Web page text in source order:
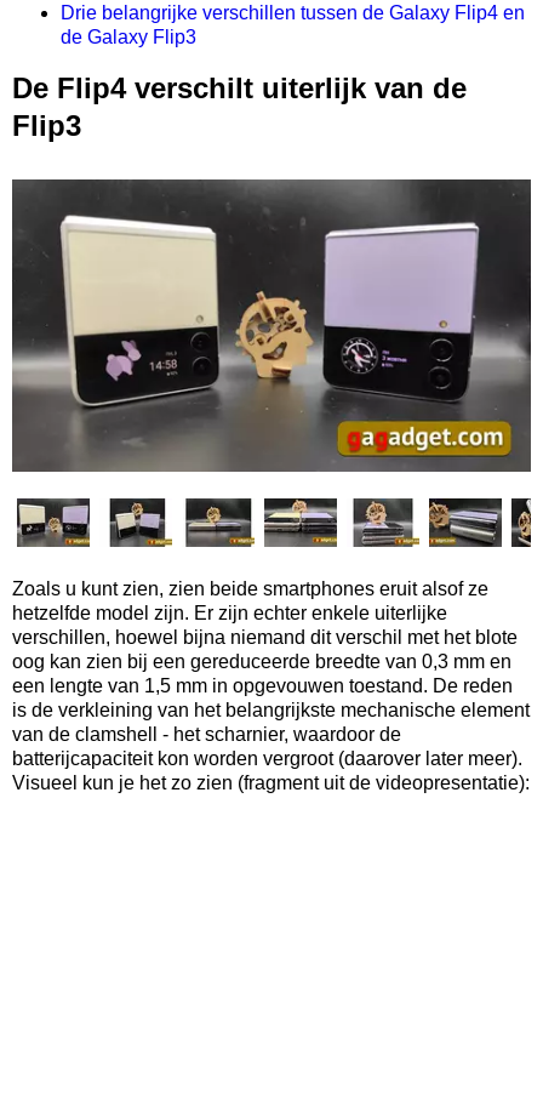
Drie belangrijke verschillen tussen de Galaxy Flip4 en
de Galaxy Flip3
De Flip4 verschilt uiterlijk van de
Flip3
Zoals u kunt zien, zien beide smartphones eruit alsof ze
hetzelfde model zijn. Er zijn echter enkele uiterlijke
verschillen, hoewel bijna niemand dit verschil met het blote
oog kan zien bij een gereduceerde breedte van 0,3 mm en
een lengte van 1,5 mm in opgevouwen toestand. De reden
is de verkleining van het belangrijkste mechanische element
van de clamshell - het scharnier, waardoor de
batterijcapaciteit kon worden vergroot (daarover later meer).
Visueel kun je het zo zien (fragment uit de videopresentatie):